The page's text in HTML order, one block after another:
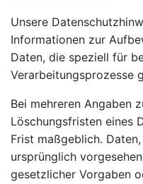
Unsere
Informationen zur
Daten, die speziell für
Verarbeitungsprozesse
Bei mehreren Angaben
Löschungsfristen eines
Frist maßgeblich.
ursprünglich
gesetzlicher Vorgaben